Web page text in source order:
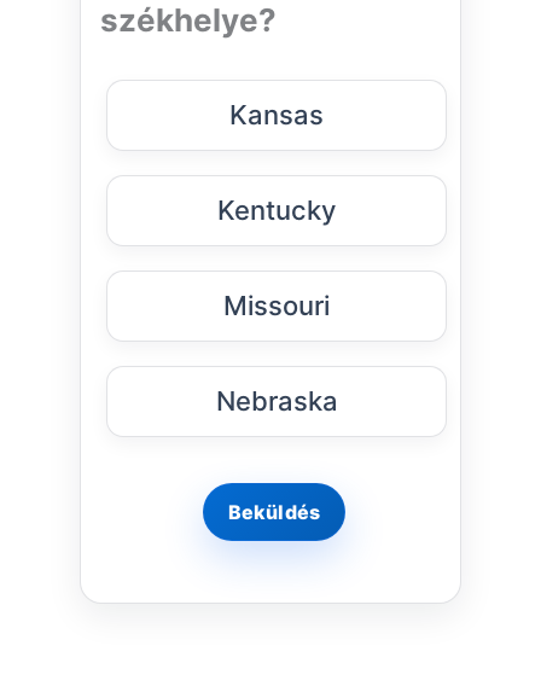
székhelye?
Kansas
Kentucky
Missouri
Nebraska